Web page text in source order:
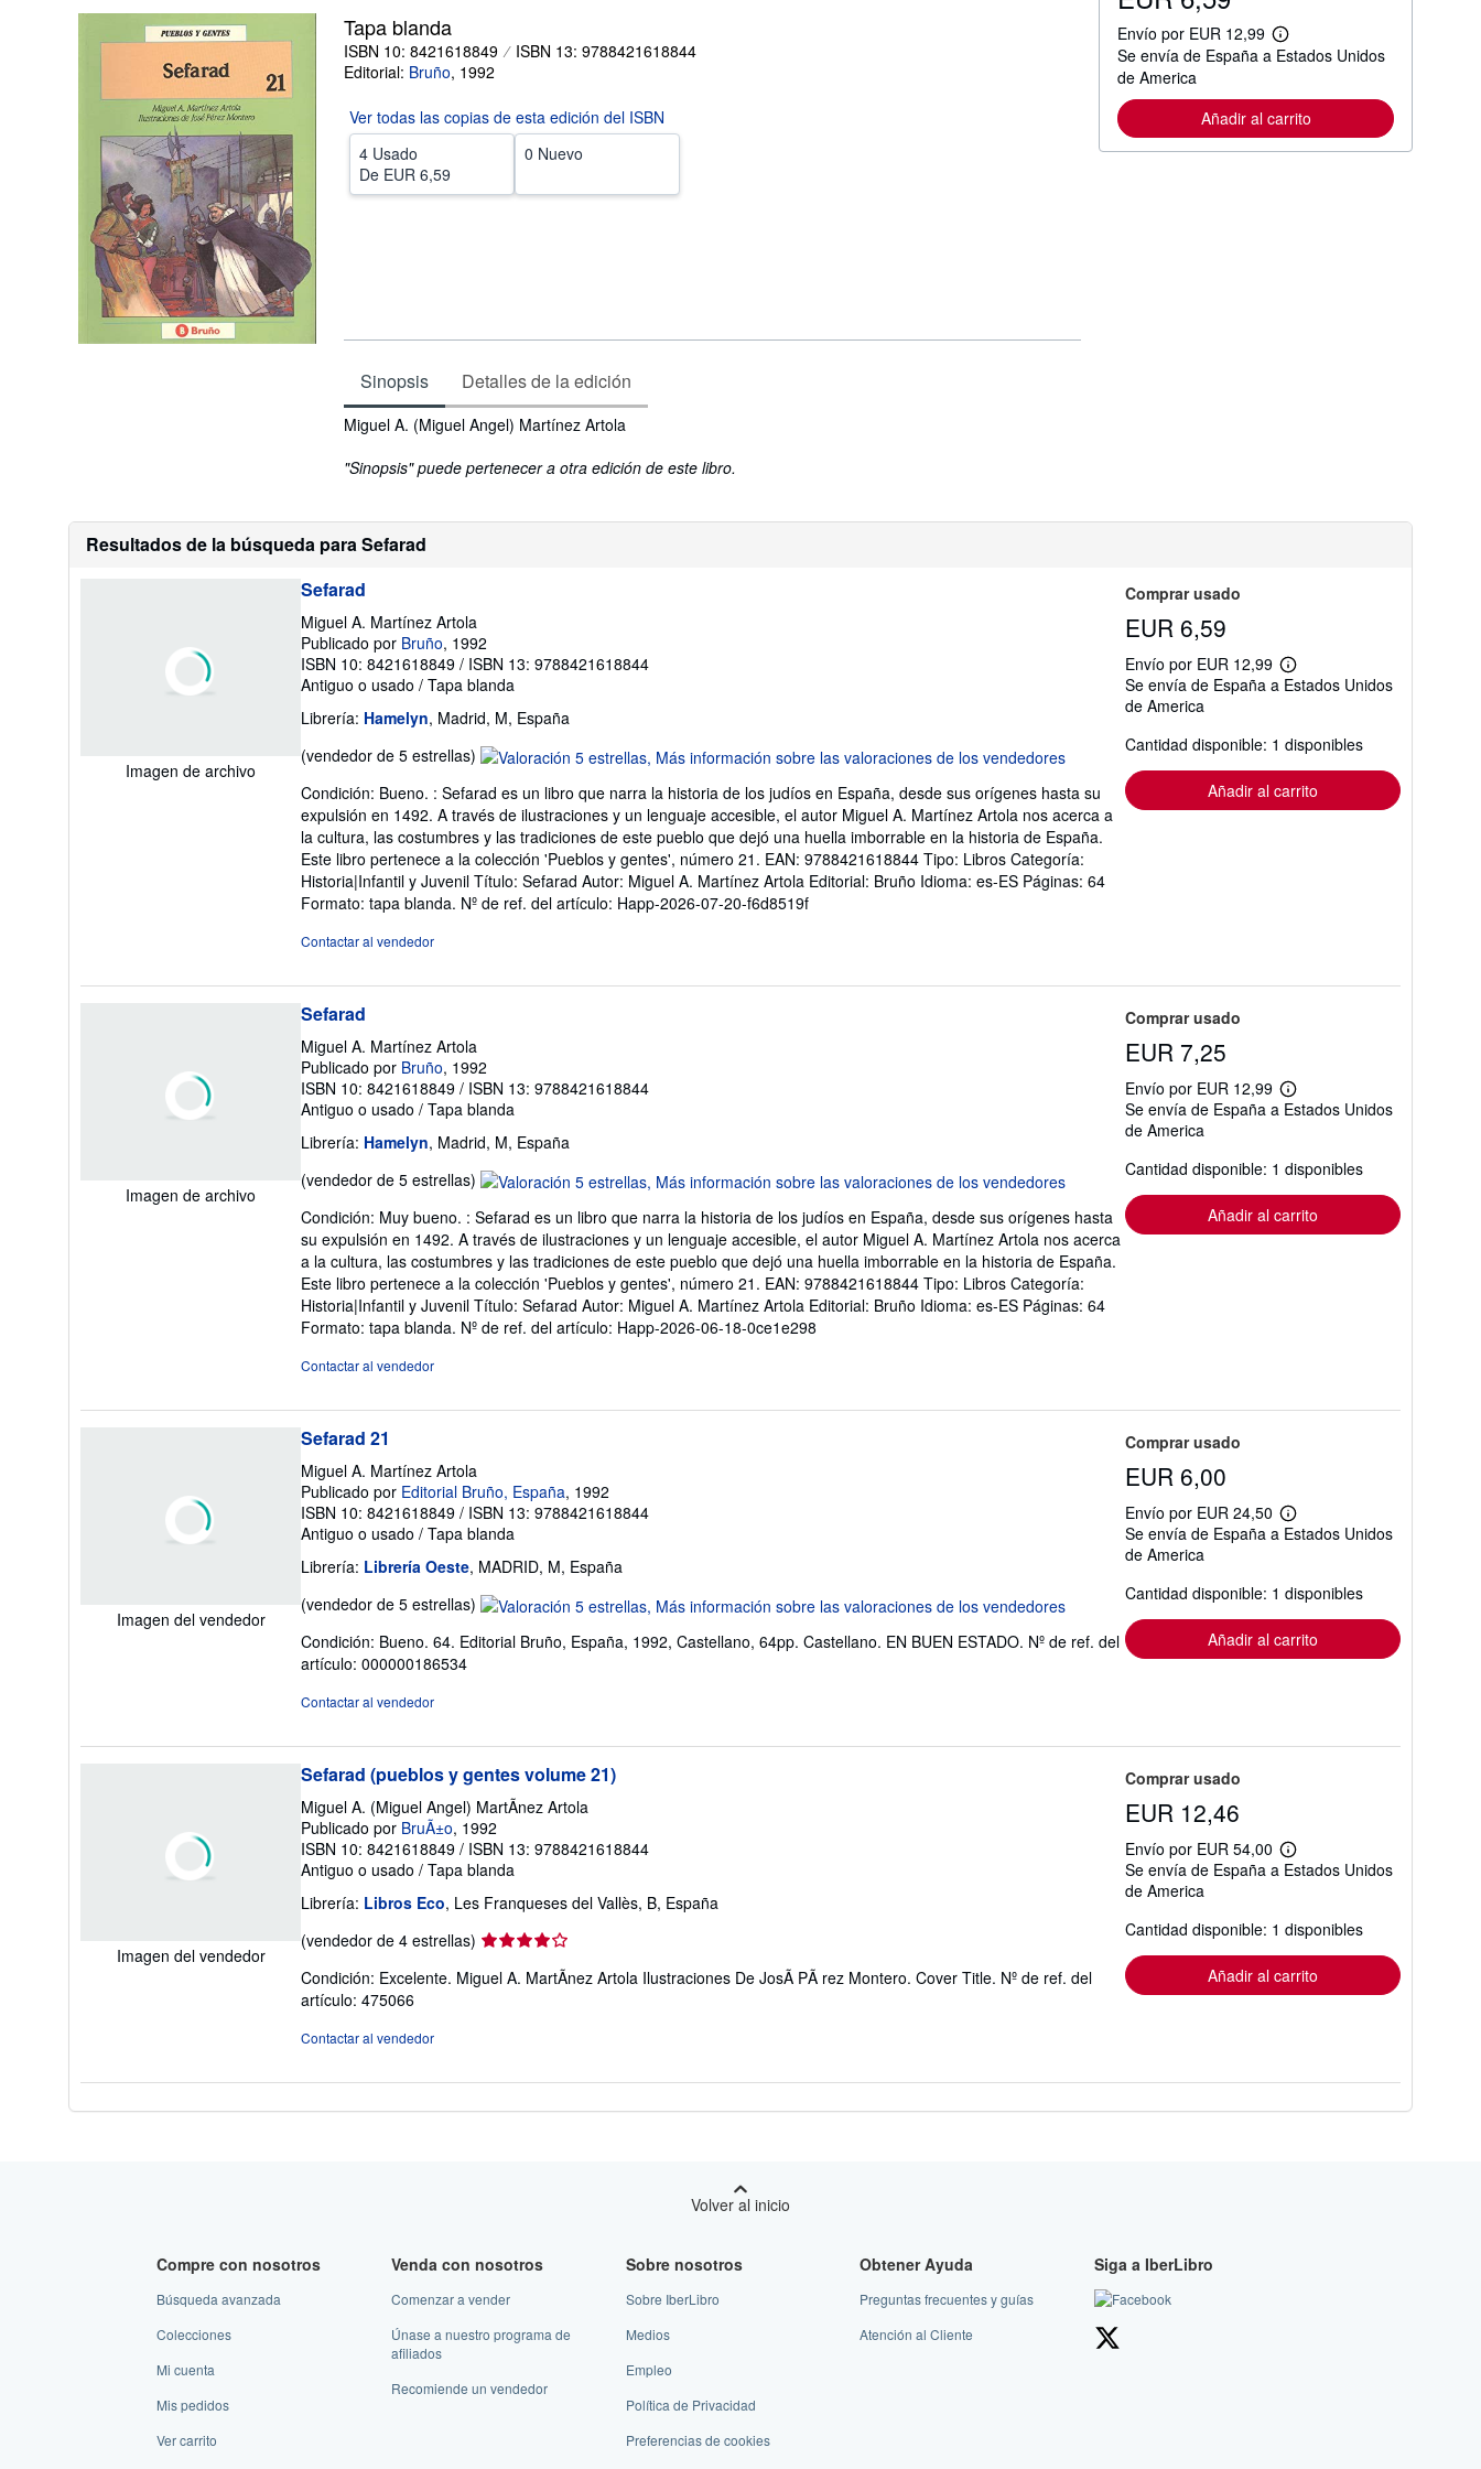
Tapa blanda
ISBN 10: 8421618849
ISBN 13: 9788421618844
Editorial: Bruño, 1992
Ver todas las copias de esta edición del ISBN
4 Usado
De EUR 6,59
0 Nuevo
Sinopsis Detalles de la edición
Sinopsis
Miguel A. (Miguel Angel) Martínez Artola
"Sinopsis" puede pertenecer a otra edición de este libro.
Envío por EUR 12,99
M
á
f
o
r
d
Se envía de España a Estados Unidos
de America
Añadir al carrito
Resultados de la búsqueda para Sefarad
Imagen de archivo
Sefarad
Miguel A. Martínez Artola
Publicado por Bruño, 1992
ISBN 10: 8421618849 / ISBN 13: 9788421618844
Antiguo o usado / Tapa blanda
Librería: Hamelyn, Madrid, M, España
(vendedor de 5 estrellas) Calificación
vendedor:
5
de
5
estrellas
Condición: Bueno. : Sefarad es un libro que narra la historia de los judíos en España, desde sus orígenes hasta su
expulsión en 1492. A través de ilustraciones y un lenguaje accesible, el autor Miguel A. Martínez Artola nos acerca a
la cultura, las costumbres y las tradiciones de este pueblo que dejó una huella imborrable en la historia de España.
Este libro pertenece a la colección 'Pueblos y gentes', número 21. EAN: 9788421618844 Tipo: Libros Categoría:
Historia|Infantil y Juvenil Título: Sefarad Autor: Miguel A. Martínez Artola Editorial: Bruño Idioma: es-ES Páginas: 64
Formato: tapa blanda. Nº de ref. del artículo: Happ-2026-07-20-f6d8519f
Contactar al vendedor
Comprar usado
EUR 6,59
Envío por EUR 12,99
Más
información
tarifas
de
envío
Se envía de España a Estados Unidos
de America
Cantidad disponible: 1 disponibles
Añadir al carrito
Imagen de archivo
Sefarad
Miguel A. Martínez Artola
Publicado por Bruño, 1992
ISBN 10: 8421618849 / ISBN 13: 9788421618844
Antiguo o usado / Tapa blanda
Librería: Hamelyn, Madrid, M, España
(vendedor de 5 estrellas) Calificación
vendedor:
5
de
5
estrellas
Condición: Muy bueno. : Sefarad es un libro que narra la historia de los judíos en España, desde sus orígenes hasta
su expulsión en 1492. A través de ilustraciones y un lenguaje accesible, el autor Miguel A. Martínez Artola nos acerca
a la cultura, las costumbres y las tradiciones de este pueblo que dejó una huella imborrable en la historia de España.
Este libro pertenece a la colección 'Pueblos y gentes', número 21. EAN: 9788421618844 Tipo: Libros Categoría:
Historia|Infantil y Juvenil Título: Sefarad Autor: Miguel A. Martínez Artola Editorial: Bruño Idioma: es-ES Páginas: 64
Formato: tapa blanda. Nº de ref. del artículo: Happ-2026-06-18-0ce1e298
Contactar al vendedor
Comprar usado
EUR 7,25
Envío por EUR 12,99
Más
información
tarifas
de
envío
Se envía de España a Estados Unidos
de America
Cantidad disponible: 1 disponibles
Añadir al carrito
Imagen del vendedor
Sefarad 21
Miguel A. Martínez Artola
Publicado por Editorial Bruño, España, 1992
ISBN 10: 8421618849 / ISBN 13: 9788421618844
Antiguo o usado / Tapa blanda
Librería: Librería Oeste, MADRID, M, España
(vendedor de 5 estrellas) Calificación
vendedor:
Condición: Bueno. 64. Editorial Bruño, España, 1992, Castellano, 64pp. Castellano. EN BUEN ESTADO. Nº de ref. del
artículo: 000000186534
Contactar al vendedor
Comprar usado
EUR 6,00
Envío por EUR 24,50
Más
información
tarifas
de
envío
Se envía de España a Estados Unidos
de America
Cantidad disponible: 1 disponibles
Añadir al carrito
Imagen del vendedor
Sefarad (pueblos y gentes volume 21)
Miguel A. (Miguel Angel) MartÃnez Artola
Publicado por BruÃ±o, 1992
ISBN 10: 8421618849 / ISBN 13: 9788421618844
Antiguo o usado / Tapa blanda
Librería: Libros Eco, Les Franqueses del Vallès, B, España
(vendedor de 4 estrellas) Calificación
vendedor:
Condición: Excelente. Miguel A. MartÃnez Artola Ilustraciones De JosÃ PÃ rez Montero. Cover Title. Nº de ref. del
artículo: 475066
Contactar al vendedor
Comprar usado
EUR 12,46
Envío por EUR 54,00
Más
información
tarifas
de
envío
Se envía de España a Estados Unidos
de America
Cantidad disponible: 1 disponibles
Añadir al carrito
Volver al inicio
Compre con nosotros
Búsqueda avanzada
Colecciones
Mi cuenta
Mis pedidos
Ver carrito
Venda con nosotros
Comenzar a vender
Únase a nuestro programa de
afiliados
Recomiende un vendedor
Sobre nosotros
Sobre IberLibro
Medios
Empleo
Política de Privacidad
Preferencias de cookies
Obtener Ayuda
Preguntas frecuentes y guías
Atención al Cliente
Siga a IberLibro